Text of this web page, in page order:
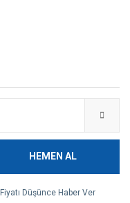
HEMEN AL
Fiyatı Düşünce Haber Ver